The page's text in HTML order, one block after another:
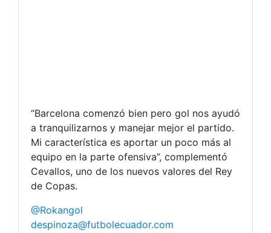
“Barcelona comenzó bien pero gol nos ayudó
a tranquilizarnos y manejar mejor el partido.
Mi característica es aportar un poco más al
equipo en la parte ofensiva”, complementó
Cevallos, uno de los nuevos valores del Rey
de Copas.
@Rokangol
despinoza@futbolecuador.com